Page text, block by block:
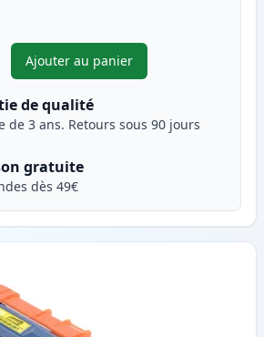
pour ajuster
Ajouter au panier
,Brother TN245M (TN241M)
de qualité
de 3 ans. Retours sous 90 jours
gratuite
dès 49€